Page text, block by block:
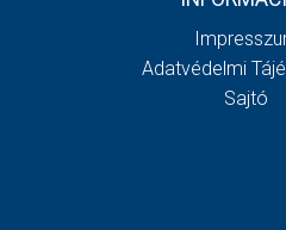
Adatvédelmi
Sajtó